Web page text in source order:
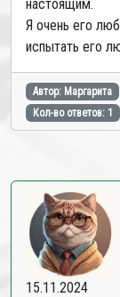
настоящим.
Я очень его
испытать его
Автор: Маргарита
Кол-во ответов: 1
15.11.2024